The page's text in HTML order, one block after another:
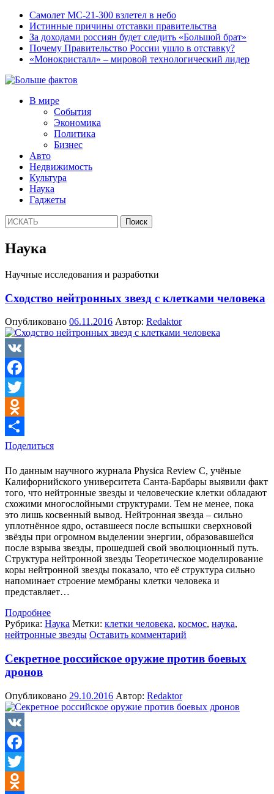
Самолет МС-21-300 взлетел в небо
Истинные причины отставки правительства
За доходами россиян будет следить «Большой брат»
Почему Правительство России ушло в отставку?
«Монокристалл» – мировой технологический лидер
В мире
События
Экономика
Политика
Бизнес
Авто
Недвижимость
Культура
Наука
Гаджеты
Наука
Научные исследования и разработки
Сходство нейтронных звезд с клетками человека
Опубликовано 06.11.2016 Автор: Redaktor
VK
Facebook
Twitter
Odnoklassniki
Поделиться
По данным научного журнала Physica Review C, учёные
Калифорнийского университета Санта-Барбары выявили факт
того, что нейтронные звезды и человеческие клетки обладают
схожими многослойными структурами. Тем не менее, пока
это лишь косвенный вывод. Нейтронная звезда – сильно
уплотнённое ядро, оставшееся после вспышки сверхновой
звёзды при огромном выделении энергии, образовавшейся
после взрыва звезды, прошедшей свой эволюционный путь.
Структура нейтронной звезды Теоретическое моделирование
коры нейтронной звезды показало, что её структура сильно
напоминает строение мембраны клетки человека и
представляет…
Подробнее
Рубрика: Наука Метки: клетки человека, космос, наука,
нейтронные звезды Оставить комментарий
Секретное российское оружие против боевых
дронов
Опубликовано 29.10.2016 Автор: Redaktor
VK
Facebook
Twitter